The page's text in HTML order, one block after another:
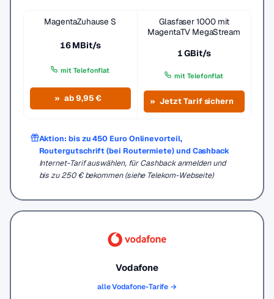
MagentaZuhause S
16 MBit/s
mit Telefonflat
ab 9,95 €
Glasfaser 1000 mit
MagentaTV MegaStream
1 GBit/s
mit Telefonflat
Jetzt Tarif sichern
Aktion: bis zu 450 Euro Onlinevorteil,
Routergutschrift (bei Routermiete) und Cashback
Internet-Tarif auswählen, für Cashback anmelden und
bis zu 250 € bekommen (siehe Telekom-Webseite)
Vodafone
alle Vodafone-Tarife →